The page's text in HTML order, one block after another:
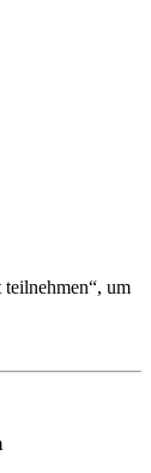
um